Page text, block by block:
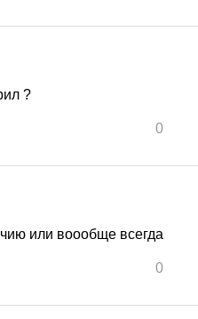
?
0
или воообще всегда
0